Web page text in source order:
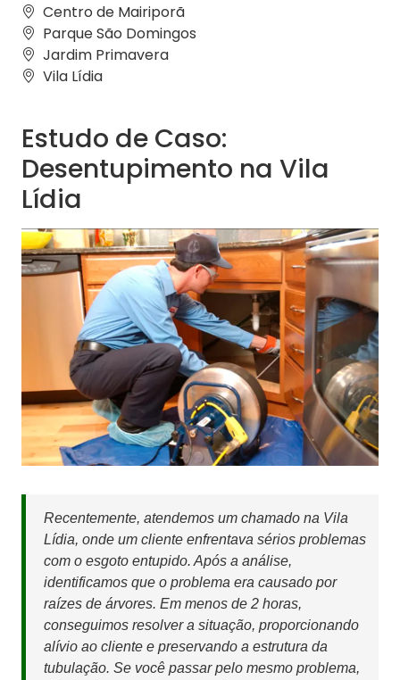
Centro de Mairiporã
Parque São Domingos
Jardim Primavera
Vila Lídia
Estudo de Caso:
Desentupimento na Vila
Lídia
Recentemente, atendemos um chamado na Vila
Lídia, onde um cliente enfrentava sérios problemas
com o esgoto entupido. Após a análise,
identificamos que o problema era causado por
raízes de árvores. Em menos de 2 horas,
conseguimos resolver a situação, proporcionando
alívio ao cliente e preservando a estrutura da
tubulação. Se você passar pelo mesmo problema,